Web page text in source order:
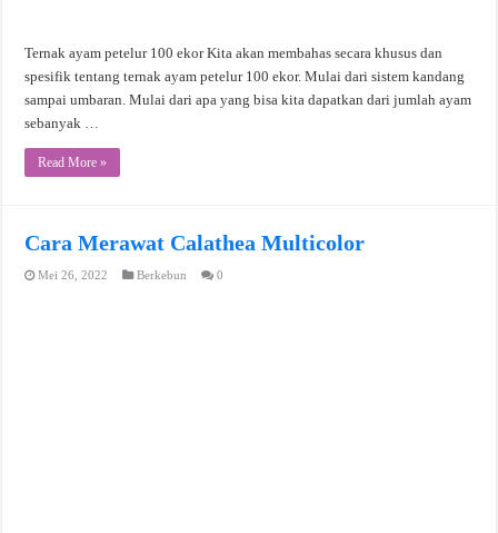
Ternak ayam petelur 100 ekor Kita akan membahas secara khusus dan
spesifik tentang ternak ayam petelur 100 ekor. Mulai dari sistem kandang
sampai umbaran. Mulai dari apa yang bisa kita dapatkan dari jumlah ayam
sebanyak …
Read More »
Cara Merawat Calathea Multicolor
Mei 26, 2022 Berkebun 0